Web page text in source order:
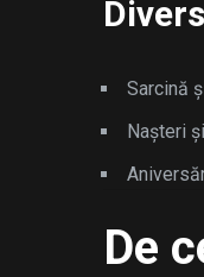
Sarcină
Nașteri
De